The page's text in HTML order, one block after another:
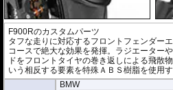
F900Rのカスタムパーツ
タフな走りに対応するフロントフェンダー
コースで絶大な効果を発揮。ラジエーター
ドをフロントタイヤの巻き返しによる飛散
いう相反する要素を特殊ＡＢＳ樹脂を使用す
BMW